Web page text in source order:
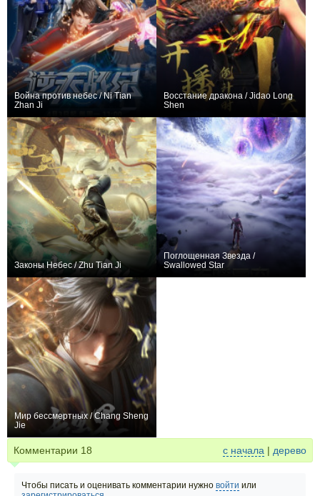
Война против небес / Ni Tian
Zhan Ji
Восстание дракона / Jidao Long
Shen
Законы Небес / Zhu Tian Ji
Поглощенная Звезда /
Swallowed Star
Мир бессмертных / Chang Sheng
Jie
Комментарии 18 с начала | дерево
Чтобы писать и оценивать комментарии нужно войти или